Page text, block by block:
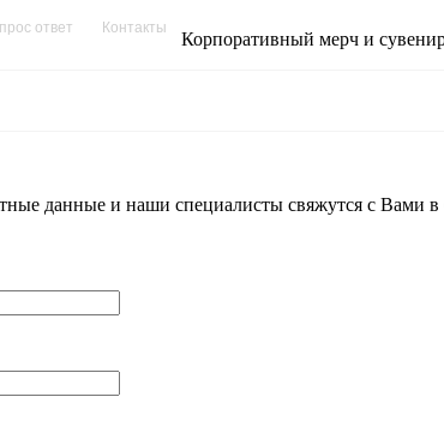
ответ Контакты
Корпоративный мерч и
данные и наши специалисты свяжутся с Вами